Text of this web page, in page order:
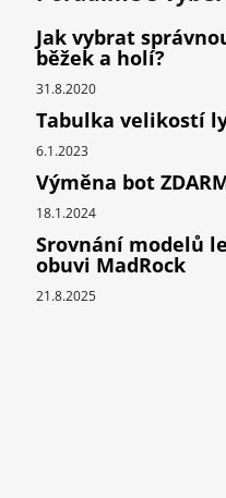
Jak vybrat
běžek a holí?
31.8.2020
Tabulka velikostí
6.1.2023
Výměna bot
18.1.2024
Srovnání modelů
obuvi MadRock
21.8.2025